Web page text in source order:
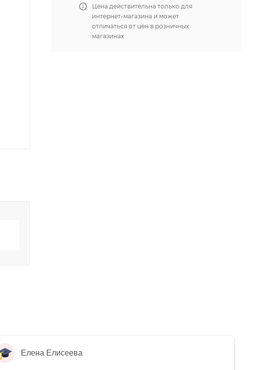
Цена действительна только для
интернет-магазина и может
отличаться от цен в розничных
магазинах
Елена Елисеева